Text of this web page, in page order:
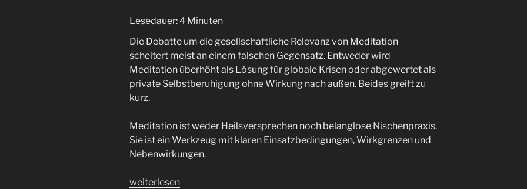
Lesedauer:4 Minuten
Die Debatte um die gesellschaftliche Relevanz von Meditation
scheitert meist an einem falschen Gegensatz. Entweder wird
Meditation überhöht als Lösung für globale Krisen oder abgewertet als
private Selbstberuhigung ohne Wirkung nach außen. Beides greift zu
kurz.
Meditation ist weder Heilsversprechen noch belanglose Nischenpraxis.
Sie ist ein Werkzeug mit klaren Einsatzbedingungen, Wirkgrenzen und
Nebenwirkungen.
„Wann
weiterlesen